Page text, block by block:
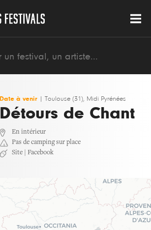
Date à venir Toulouse (31), Midi Pyrénées
Détours de Chant
En intérieur
Pas de camping sur place
Site
Facebook